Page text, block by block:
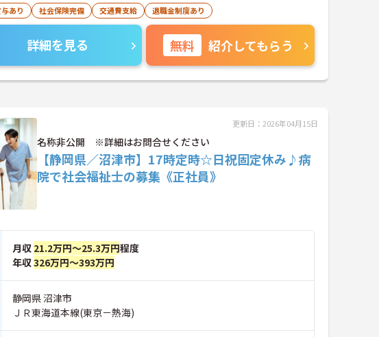
あり 社会保険完備 交通費支給 退職金制度あり
詳細を見る 無料 紹介してもらう
更新日：2026年04月15日
名称非公開 ※詳細はお問合せください
【静岡県／沼津市】17時定時☆日祝固定休み♪病
院で社会福祉士の募集《正社員》
月収 21.2万円～25.3万円程度
年収326万円～393万円
静岡県 沼津市
ＪＲ東海道本線(東京－熱海)